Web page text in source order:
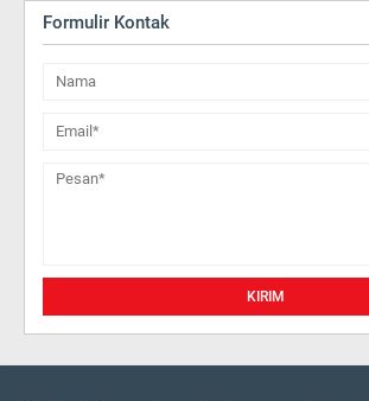
Formulir Kontak